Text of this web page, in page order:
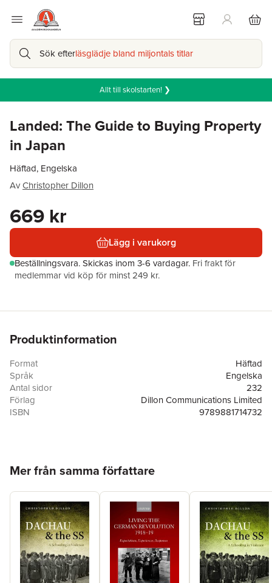
Sök efterläsglädje bland miljontals titlar
Allt till skolstarten! ❯
Landed: The Guide to Buying Property
in Japan
Häftad, Engelska
AvChristopher Dillon
669 kr
Lägg i varukorg
Beställningsvara.Skickas inom 3-6 vardagar. Fri frakt för
medlemmar vid köp för minst 249 kr.
Produktinformation
Format
Häftad
Språk
Engelska
Antal sidor
232
Förlag
Dillon Communications Limited
ISBN
9789881714732
Mer från samma författare